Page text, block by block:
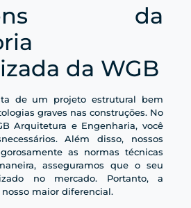
da
da WGB
de um projeto estrutural bem
graves nas construções. No
Arquitetura e Engenharia, você
Além disso, nossos
as normas técnicas
asseguramos que o seu
no mercado. Portanto, a
maior diferencial.